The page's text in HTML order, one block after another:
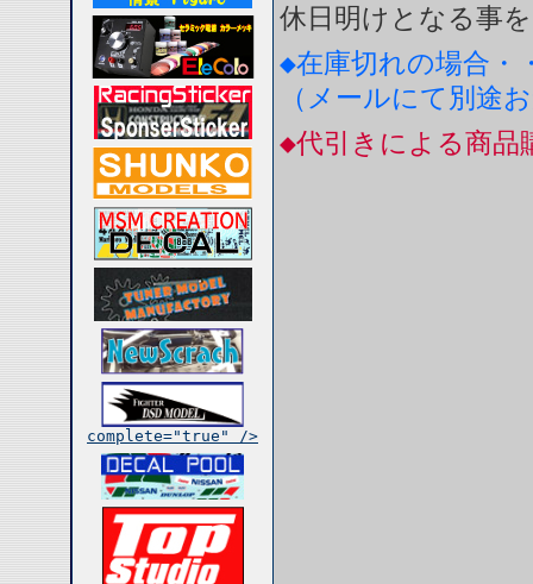
complete="true" />
休日明けとなる事
◆在庫切れの場合・
（メールにて別途
◆代引きによる商品